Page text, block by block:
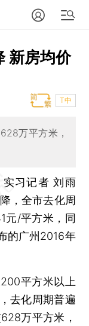
新房均价
T中
万平方米，
实习记者 刘雨
，全市去化周
元/平方米，同
的广州2016年
平方米以上
去化周期普遍
万平方米，